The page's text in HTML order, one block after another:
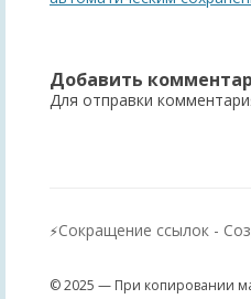
Добавить
Для отправки
⚡Сокращение ссылок -
© 2025 — При копировании